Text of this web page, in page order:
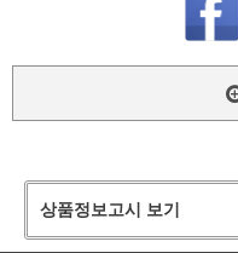
상품정보고시 보기